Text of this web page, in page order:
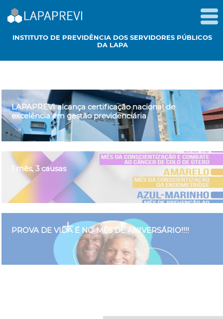
INSTITUTO DE PREVIDÊNCIA DOS SERVIDORES PÚBLICOS
DA LAPA
LAPAPREVI alcança certificação nacional de
excelência em gestão previdenciária
1 mês, 3 causas
PROVA DE VIDA É NO MÊS DE ANIVERSÁRIO!!!!